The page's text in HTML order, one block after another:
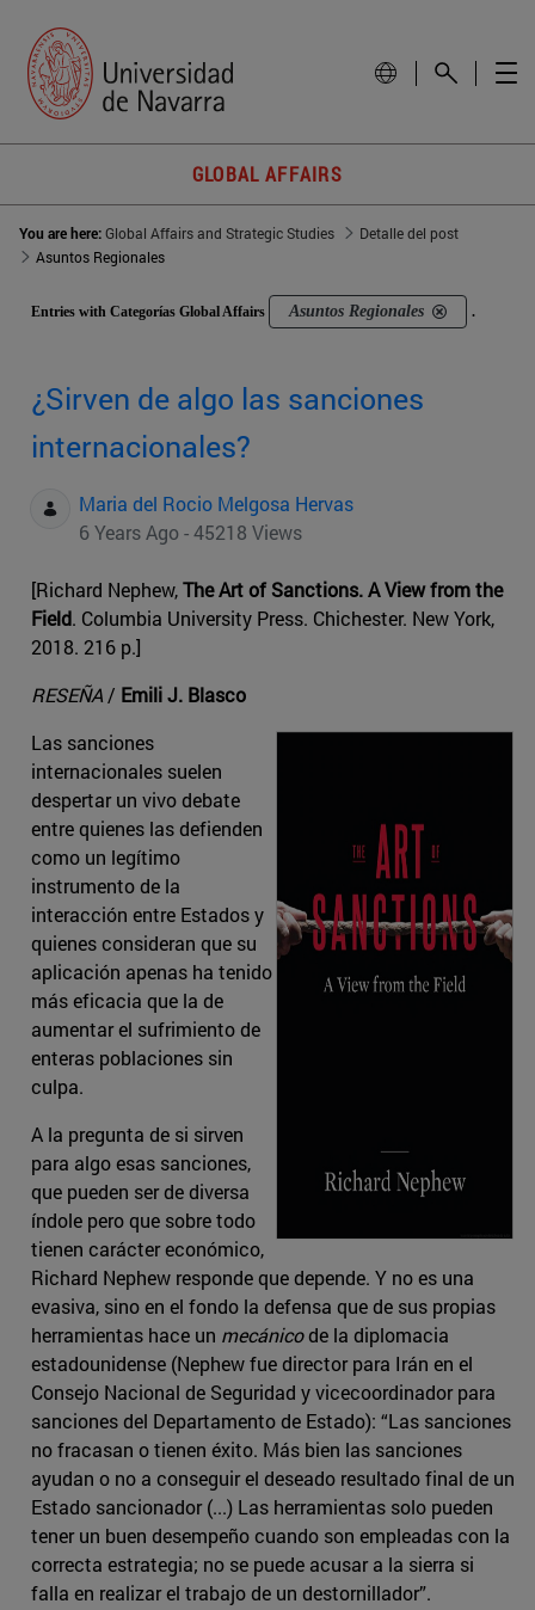
GLOBAL AFFAIRS
You are here:Global Affairs and Strategic Studies
Detalle del post
Asuntos Regionales
Entries with Categorías Global Affairs Asuntos Regionales .
¿Sirven de algo las sanciones
internacionales?
Maria del Rocio Melgosa Hervas
6 Years Ago - 45218 Views
[Richard Nephew,The Art of Sanctions. A View from the
Field. Columbia University Press. Chichester. New York,
2018. 216 p.]
RESEÑA/ Emili J. Blasco
Las sanciones
internacionales suelen
despertar un vivo debate
entre quienes las defienden
como un legítimo
instrumento de la
interacción entre Estados y
quienes consideran que su
aplicación apenas ha tenido
más eficacia que la de
aumentar el sufrimiento de
enteras poblaciones sin
culpa.
A la pregunta de si sirven
para algo esas sanciones,
que pueden ser de diversa
índole pero que sobre todo
tienen carácter económico,
Richard Nephew responde que depende. Y no es una
evasiva, sino en el fondo la defensa que de sus propias
herramientas hace un mecánicode la diplomacia
estadounidense (Nephew fue director para Irán en el
Consejo Nacional de Seguridad y vicecoordinador para
sanciones del Departamento de Estado): “Las sanciones
no fracasan o tienen éxito. Más bien las sanciones
ayudan o no a conseguir el deseado resultado final de un
Estado sancionador (...) Las herramientas solo pueden
tener un buen desempeño cuando son empleadas con la
correcta estrategia; no se puede acusar a la sierra si
falla en realizar el trabajo de un destornillador”.